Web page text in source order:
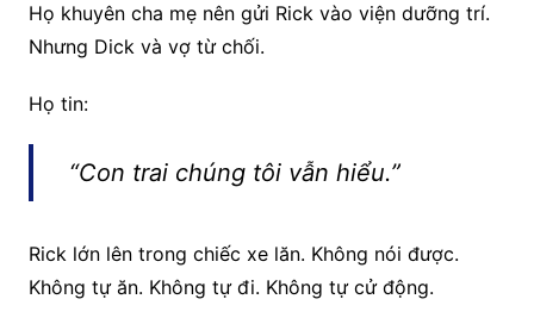
Họ khuyên cha mẹ nên gửi Rick vào viện dưỡng trí.
Nhưng Dick và vợ từ chối.
Họ tin:
“Con trai chúng tôi vẫn hiểu.”
Rick lớn lên trong chiếc xe lăn. Không nói được.
Không tự ăn. Không tự đi. Không tự cử động.